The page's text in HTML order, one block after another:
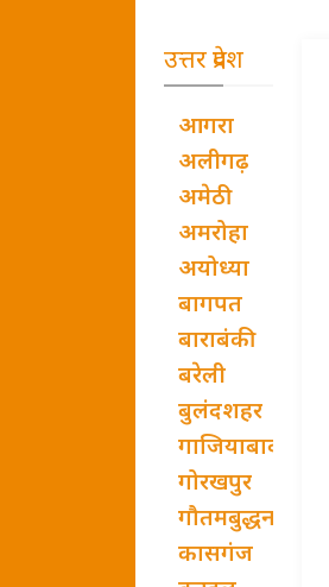
उत्तर प्रदेश
आगरा
अलीगढ़
अमेठी
अमरोहा
अयोध्या
बागपत
बाराबंकी
बरेली
बुलंदशहर
गाजियाबाद
गोरखपुर
गौतमबुद्धनगर
कासगंज